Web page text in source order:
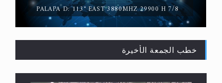
PALAPA D: 113° EAST 3880MHZ 29900 H 7/8
خطب الجمعة الأخيرة